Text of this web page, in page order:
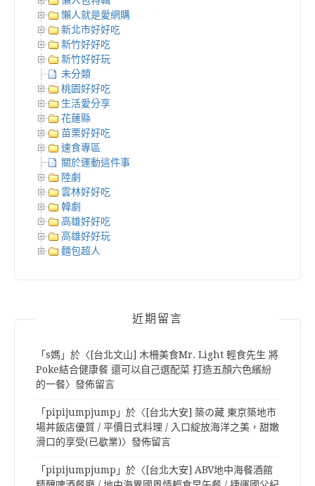
懶人就是愛網購
新北市好好吃
新竹好好吃
新竹好好玩
未分類
桃園好好吃
生活愛分享
花蓮縣
苗栗好好吃
速食專區
關於運動這件事
陸劇
雲林好好吃
韓劇
高雄好好吃
高雄好好玩
麵包超人
近期留言
「s媽 」於〈 [台北文山] 木柵美食Mr. Light 輕食先生 將
Poke結合健康餐 還可以自己選配菜 打造五顏六色繽紛
的一餐〉發佈留言
「pipijumpjump 」於〈 [台北大安] 築の藏 東京築地市
場丼飯店優質 / 平價日式料理 / 入口綻放海洋之美，甜嫩
滑口的享受(已歇業)〉發佈留言
「pipijumpjump 」於〈 [台北大安] ABV地中海餐酒館